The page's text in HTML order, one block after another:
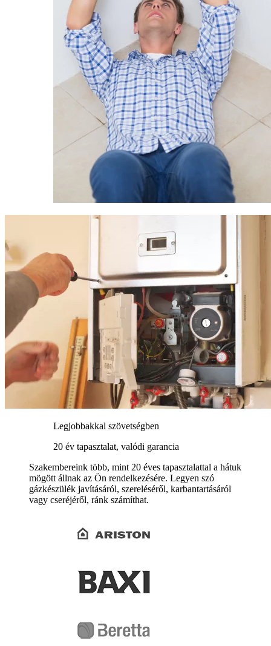
Legjobbakkal szövetségben
20 év tapasztalat, valódi garancia
Szakembereink több, mint 20 éves tapasztalattal a hátuk
mögött állnak az Ön rendelkezésére. Legyen szó
gázkészülék javításáról, szereléséről, karbantartásáról
vagy cseréjéről, ránk számíthat.